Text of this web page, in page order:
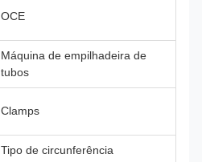
OCE
Máquina de empilhadeira de
tubos
Clamps
Tipo de circunferência